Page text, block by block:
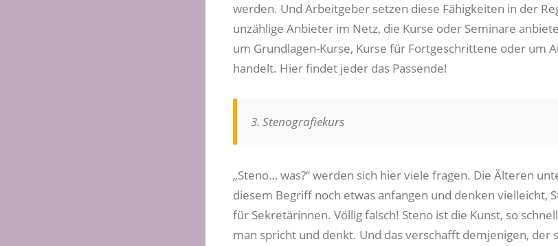
werden. Und Arbeitgeber setzen diese Fähigkeiten in der
unzählige Anbieter im Netz, die Kurse oder Seminare
um Grundlagen-Kurse, Kurse für Fortgeschrittene oder um
handelt. Hier findet jeder das Passende!
3. Stenografiekurs
„Steno… was?“ werden sich hier viele fragen. Die Älteren
diesem Begriff noch etwas anfangen und denken vielleicht,
für Sekretärinnen. Völlig falsch! Steno ist die Kunst, so
man spricht und denkt. Und das verschafft demjenigen, der